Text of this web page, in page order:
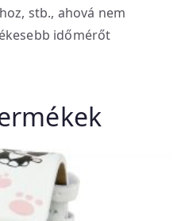
stb., ahová nem
időmérőt